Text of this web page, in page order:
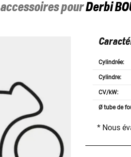
pourDerbi
Cylindrée:
Cylindre:
CV/kW:
Ø tube de
* Nous